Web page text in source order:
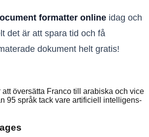
formatter online idag och
det är att spara tid och få
dokument helt gratis!
att översätta Franco till arabiska och vice
95 språk tack vare artificiell intelligens-